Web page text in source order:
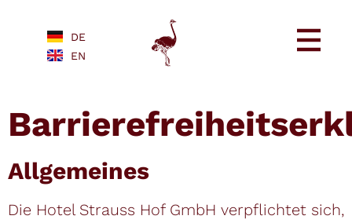
DE
EN
Allgemeines
Die Hotel Strauss Hof GmbH verpflichtet sich,